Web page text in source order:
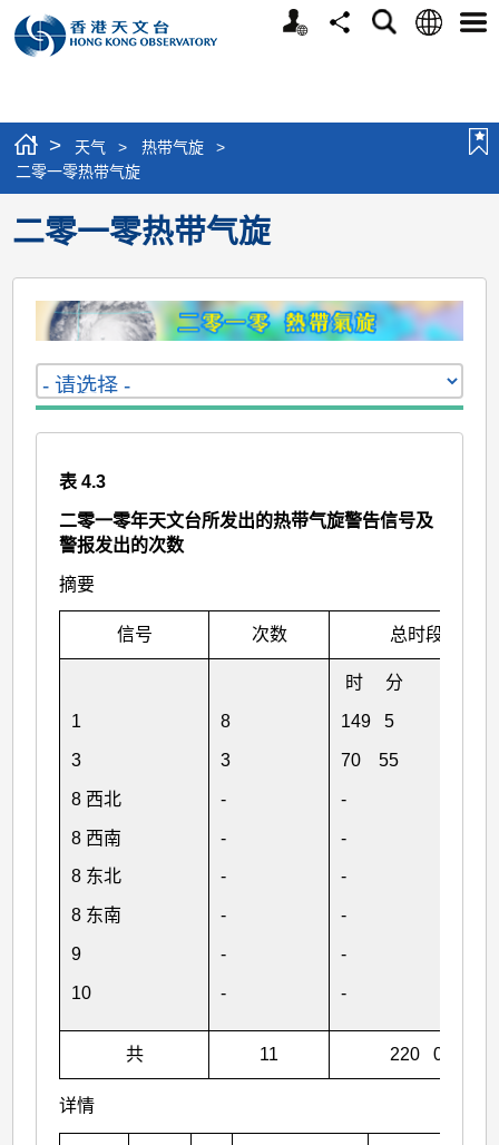
个
分
搜
语
选
> 天气 > 热带气旋
>
二零一零热带气旋
二零一零热带气旋
表 4.3
二零一零年天文台所发出的热带气旋警告信号及
警报发出的次数
摘要
信号 次数 总时段
1
3
8 西北
8 西南
8 东北
8 东南
9
10
8
3
-
-
-
-
-
-
时 分
149 5
70 55
-
-
-
-
-
-
共 11 220 0
详情